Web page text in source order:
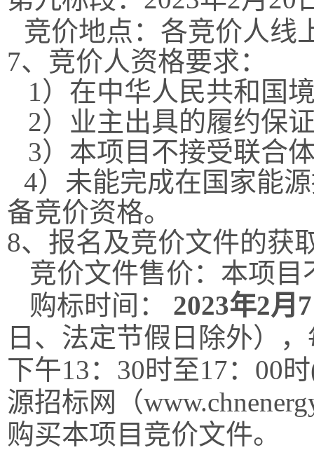
竞价地点： 各竞价人线
7、竞价人资格要求：
1）在中华人民共和国
2） 业主出具的履约保
3）本项目不接受联合
4）未能完成在国家能源
备竞价资格。
8、报名及竞价文件的获
竞价文件售价： 本项目
购标时间：
2023年2月 7
日、法定节假日除外）
下午13：30时至17：00
源招标网（
购买本项目竞价文件。